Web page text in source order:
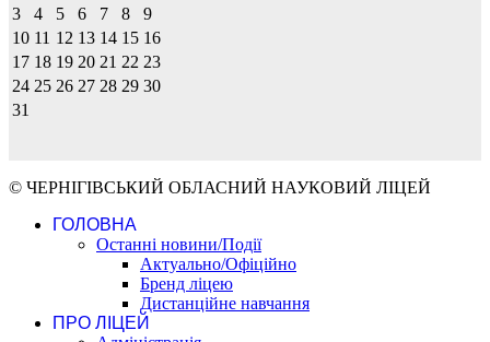
3
4 5 6 7 8
9
10 11 12 13 14 15 16
17 18 19 20 21 22 23
24 25 26 27 28 29 30
31
© ЧЕРНІГІВСЬКИЙ ОБЛАСНИЙ НАУКОВИЙ ЛІЦЕЙ
ГОЛОВНА
Останні новини/Події
Актуально/Офіційно
Бренд ліцею
Дистанційне навчання
ПРО ЛІЦЕЙ